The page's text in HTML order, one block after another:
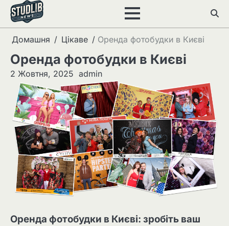
Перейти
вмісту
Домашня
Цікаве Оренда фотобудки в Києві
Оренда фотобудки в Києві
2 Жовтня, 2025 admin
Оренда фотобудки в Києві: зробіть ваш